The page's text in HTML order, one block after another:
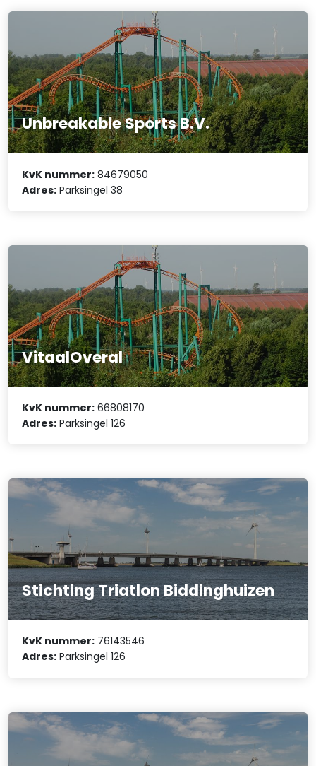
Unbreakable Sports B.V.
KvK nummer: 84679050
Adres: Parksingel 38
VitaalOveral
KvK nummer: 66808170
Adres: Parksingel 126
Stichting Triatlon Biddinghuizen
KvK nummer: 76143546
Adres: Parksingel 126